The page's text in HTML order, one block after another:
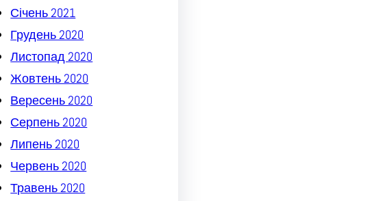
Січень 2021
Грудень 2020
Листопад 2020
Жовтень 2020
Вересень 2020
Серпень 2020
Липень 2020
Червень 2020
Травень 2020